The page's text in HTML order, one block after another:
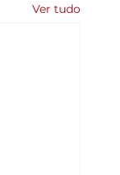
Ver tudo